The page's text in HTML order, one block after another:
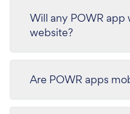
Will any POWR app
website?
Are POWR apps